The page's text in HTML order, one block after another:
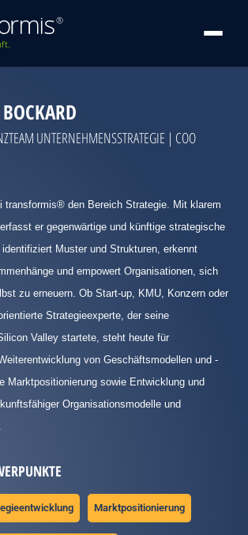
UNTERNEHMENSSTRATEGIE | COO
transformis® den Bereich Strategie. Mit klarem
er gegenwärtige und künftige strategische
identifiziert Muster und Strukturen, erkennt
und empowert Organisationen, sich
zu erneuern. Ob Start-up, KMU, Konzern oder
Strategieexperte, der seine
Valley startete, steht heute für
von Geschäftsmodellen und -
Marktpositionierung sowie Entwicklung und
Organisationsmodelle und
Marktpositionierung